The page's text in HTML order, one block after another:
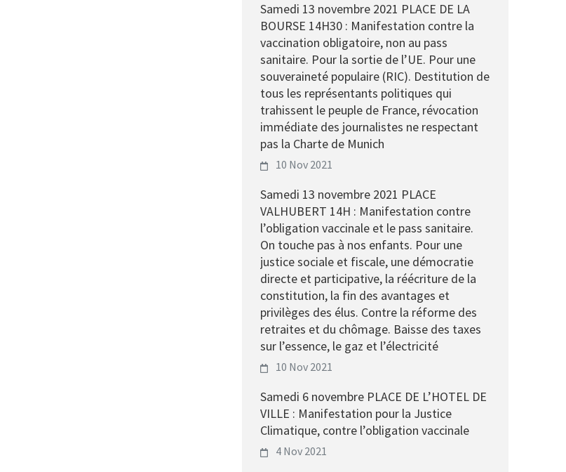
Samedi 13 novembre 2021 PLACE DE LA
BOURSE 14H30 : Manifestation contre la
vaccination obligatoire, non au pass
sanitaire. Pour la sortie de l’UE. Pour une
souveraineté populaire (RIC). Destitution de
tous les représentants politiques qui
trahissent le peuple de France, révocation
immédiate des journalistes ne respectant
pas la Charte de Munich
10 Nov 2021
Samedi 13 novembre 2021 PLACE
VALHUBERT 14H : Manifestation contre
l’obligation vaccinale et le pass sanitaire.
On touche pas à nos enfants. Pour une
justice sociale et fiscale, une démocratie
directe et participative, la réécriture de la
constitution, la fin des avantages et
privilèges des élus. Contre la réforme des
retraites et du chômage. Baisse des taxes
sur l’essence, le gaz et l’électricité
10 Nov 2021
Samedi 6 novembre PLACE DE L’HOTEL DE
VILLE : Manifestation pour la Justice
Climatique, contre l’obligation vaccinale
4 Nov 2021